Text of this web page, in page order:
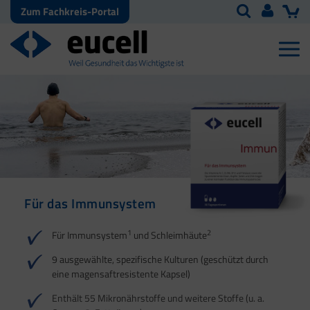
Zum Fachkreis-Portal
Für das Immunsystem
Für Immunsystem1 und Schleimhäute2
9 ausgewählte, spezifische Kulturen (geschützt durch
eine magensaftresistente Kapsel)
Enthält 55 Mikronährstoffe und weitere Stoffe (u. a.
Für Haut, Haare und
4
Für Ihre natürliche